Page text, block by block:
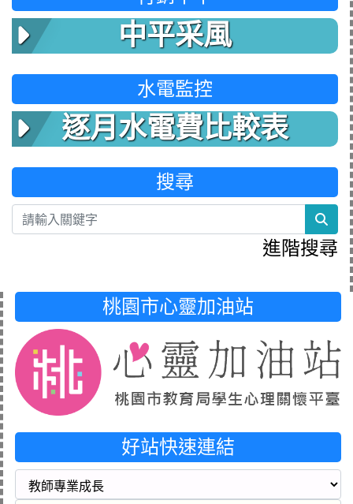
中平采風
水電監控
逐月水電費比較表
搜尋
進階搜尋
桃園市心靈加油站
好站快速連結